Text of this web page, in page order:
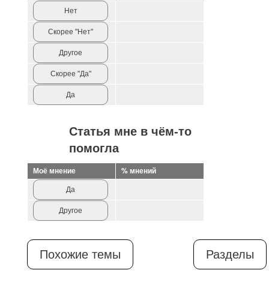
Нет
Скорее "Нет"
Другое
Скорее "Да"
Да
Статья мне в чём-то
помогла
Моё мнение % мнений
Да
Другое
Похожие темы Разделы